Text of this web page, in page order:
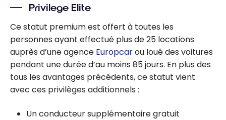
Privilege Elite
Ce statut premium est offert à toutes les
personnes ayant effectué plus de 25 locations
auprès d’une agence Europcarou loué des voitures
pendant une durée d’au moins 85 jours. En plus des
tous les avantages précédents, ce statut vient
avec ces privilèges additionnels :
Un conducteur supplémentaire gratuit